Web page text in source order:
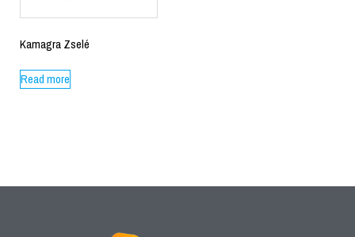
Kamagra Zselé
Read more